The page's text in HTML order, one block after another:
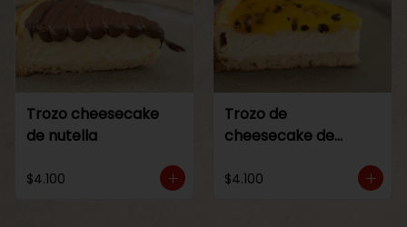
Trozo cheesecake
de nutella
$4.100
Trozo de
cheesecake de
$4.100